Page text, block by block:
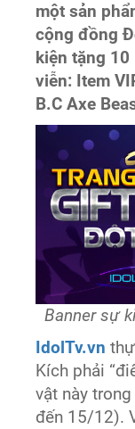
một sản
cộng đồng
kiện tặng
viễn: Item
B.C Axe
Banner sự
IdolTv.vn
Kích phải
vật này
đến 15/12).